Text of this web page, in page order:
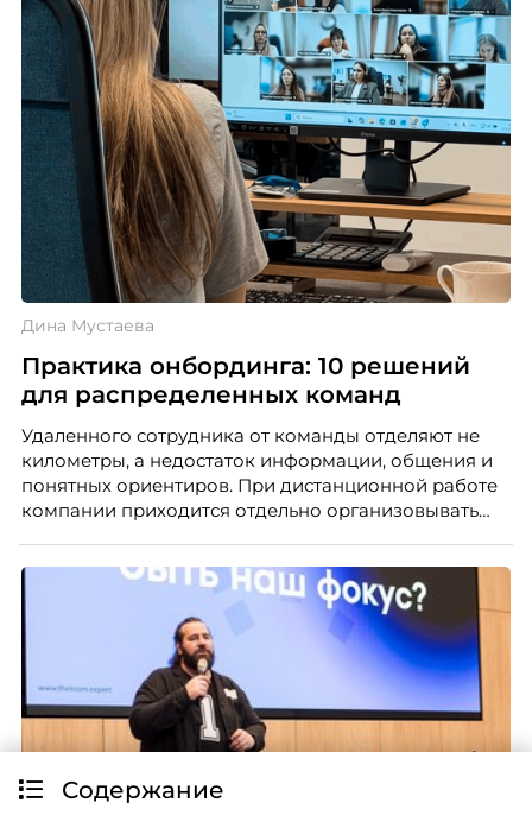
Содержание
Дина Мустаева
Практика онбординга: 10 решений
для распределенных команд
Удаленного сотрудника от команды отделяют не
километры, а недостаток информации, общения и
понятных ориентиров. При дистанционной работе
компании приходится отдельно организовывать
по работе с персоналом Инфомаксимум,
рассказывает, как выстроить адаптацию
распределенной команды без лишнего контроля и
бесконечных созвонов.